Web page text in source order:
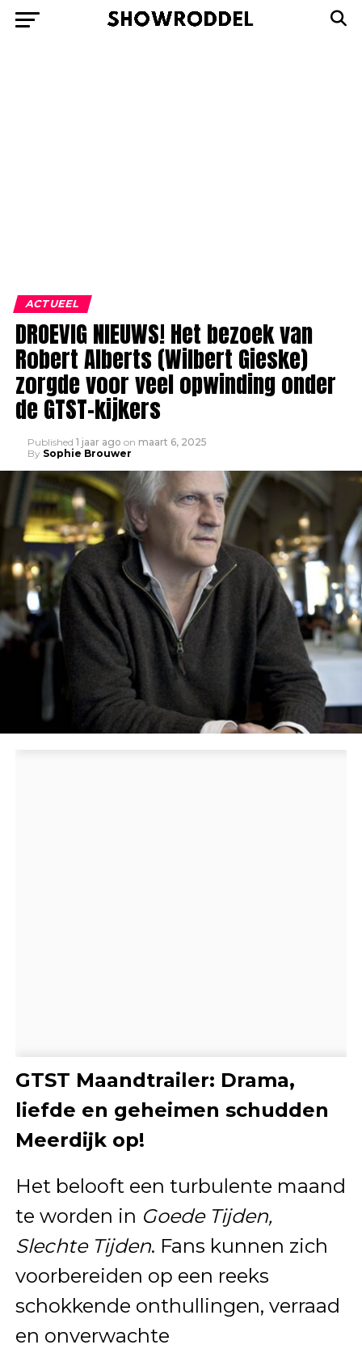
ACTUEEL
DROEVIG NIEUWS! Het bezoek van
Robert Alberts (Wilbert Gieske)
zorgde voor veel opwinding onder
de GTST-kijkers
Published 1 jaar ago on maart 6, 2025
By Sophie Brouwer
GTST Maandtrailer: Drama,
liefde en geheimen schudden
Meerdijk op!
Het belooft een turbulente maand
te worden in Goede Tijden,
Slechte Tijden. Fans kunnen zich
voorbereiden op een reeks
schokkende onthullingen, verraad
en onverwachte